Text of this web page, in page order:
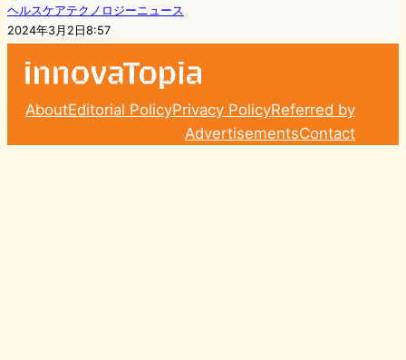
ヘルスケアテクノロジーニュース
2024年3月2日8:57
AboutEditorial PolicyPrivacy PolicyReferred by
AdvertisementsContact